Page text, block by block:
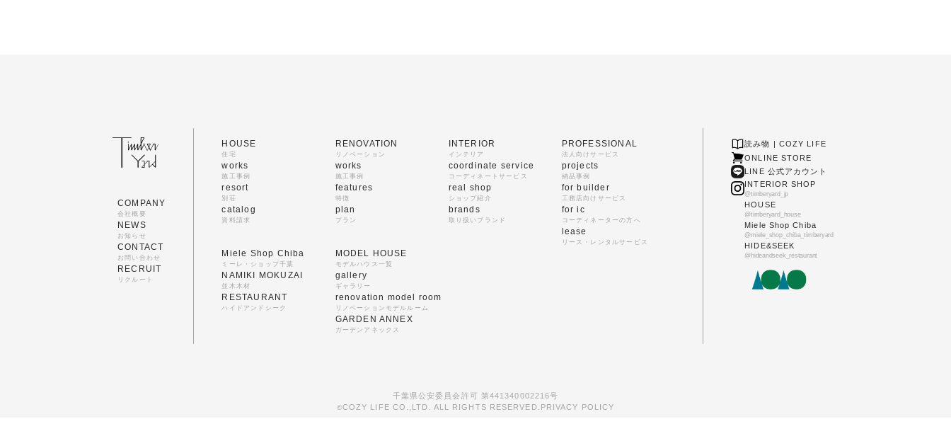
COMPANY
会社概要
NEWS
お知らせ
CONTACT
お問い合わせ
RECRUIT
リクルート
HOUSE
住宅
works
施工事例
resort
別荘
catalog
資料請求
RENOVATION
リノベーション
works
施工事例
features
特徴
plan
プラン
INTERIOR
インテリア
coordinate service
コーディネートサービス
real shop
ショップ紹介
brands
取り扱いブランド
PROFESSIONAL
法人向けサービス
projects
納品事例
for builder
工務店向けサービス
for ic
コーディネーターの方へ
lease
リース・レンタルサービス
Miele Shop Chiba
ミーレ・ショップ千葉
NAMIKI MOKUZAI
並木木材
RESTAURANT
ハイドアンドシーク
MODEL HOUSE
モデルハウス一覧
gallery
ギャラリー
renovation model room
リノベーションモデルルーム
GARDEN ANNEX
ガーデンアネックス
読み物 | COZY LIFE
ONLINE STORE
LINE 公式アカウント
INTERIOR SHOP
@timberyard_jp
HOUSE
@timberyard_house
Miele Shop Chiba
@miele_shop_chiba_timberyard
HIDE&SEEK
@hideandseek_restaurant
千葉県公安委員会許可 第441340002216号
©COZY LIFE CO.,LTD. ALL RIGHTS RESERVED. PRIVACY POLICY